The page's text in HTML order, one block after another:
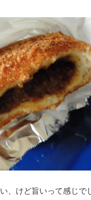
、けど旨いって感じで